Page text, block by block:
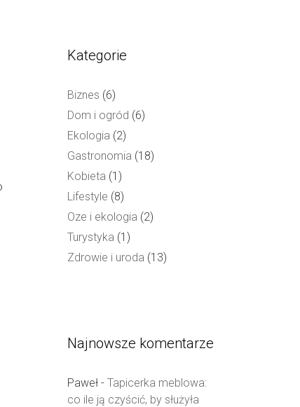
Kategorie
Biznes (6)
Dom i ogród (6)
Ekologia (2)
Gastronomia (18)
Kobieta (1)
Lifestyle (8)
Oze i ekologia (2)
Turystyka (1)
Zdrowie i uroda (13)
Najnowsze komentarze
Paweł - Tapicerka meblowa:
co ile ją czyścić, by służyła